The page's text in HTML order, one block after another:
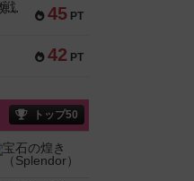
45 PT
Bitter End ブタペスト救出作戦
42 PT
トップ50